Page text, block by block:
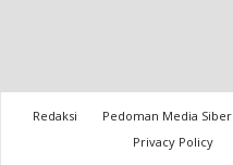
Redaksi Pedoman Media Siber
Privacy Policy